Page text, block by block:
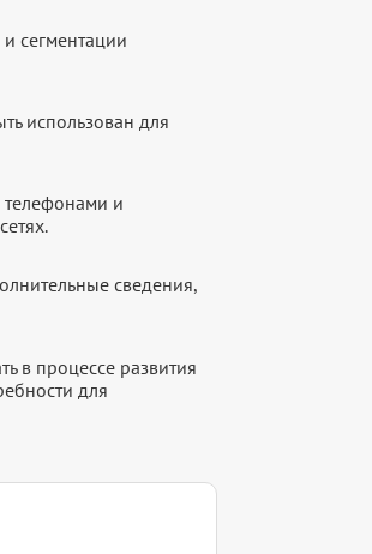
сегментации
использован для
и
сведения,
в процессе развития
для